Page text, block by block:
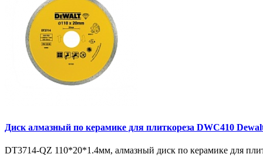
Диск алмазный по керамике для плиткореза DWC410
DT3714-QZ 110*20*1.4мм, алмазный диск по керамике для